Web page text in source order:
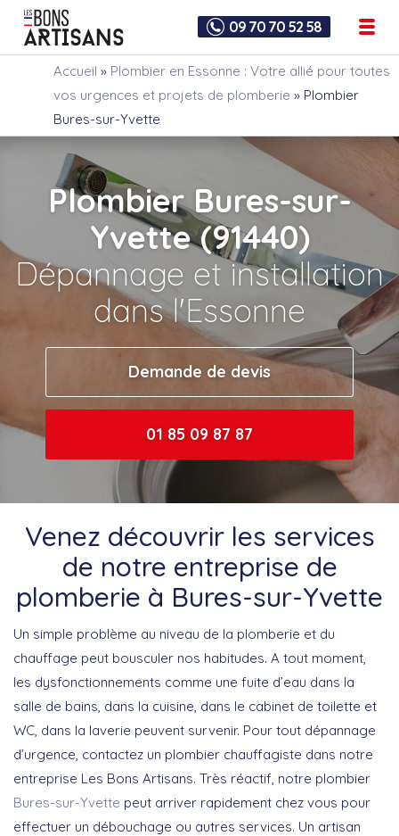
09 70 70 52 58
Accueil » Plombier en Essonne : Votre allié pour toutes
vos urgences et projets de plomberie » Plombier
Bures-sur-Yvette
Plombier Bures-sur-
Yvette (91440)
Dépannage et installation
dans l'Essonne
Demande de devis
01 85 09 87 87
Venez découvrir les services
de notre entreprise de
plomberie à Bures-sur-Yvette
Un simple problème au niveau de la plomberie et du
chauffage peut bousculer nos habitudes. A tout moment,
les dysfonctionnements comme une fuite d’eau dans la
salle de bains, dans la cuisine, dans le cabinet de toilette et
WC, dans la laverie peuvent survenir. Pour tout dépannage
d’urgence, contactez un plombier chauffagiste dans notre
entreprise Les Bons Artisans. Très réactif, notre plombier
Bures-sur-Yvette peut arriver rapidement chez vous pour
effectuer un débouchage ou autres services. Un artisan